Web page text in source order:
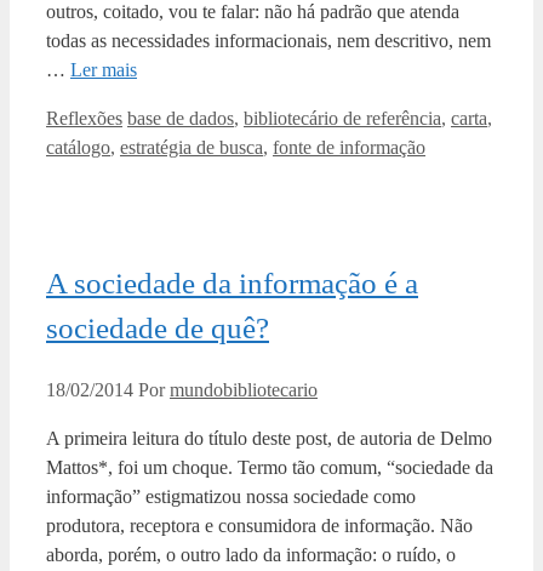
outros, coitado, vou te falar: não há padrão que atenda
todas as necessidades informacionais, nem descritivo, nem
… Ler mais
Categorias
Reflexões Tags
base de dados, bibliotecário de referência, carta,
catálogo, estratégia de busca, fonte de informação
A sociedade da informação é a
sociedade de quê?
18/02/2014 Pormundobibliotecario
A primeira leitura do título deste post, de autoria de Delmo
Mattos*, foi um choque. Termo tão comum, “sociedade da
informação” estigmatizou nossa sociedade como
produtora, receptora e consumidora de informação. Não
aborda, porém, o outro lado da informação: o ruído, o